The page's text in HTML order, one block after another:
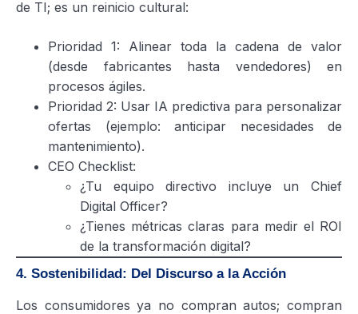
de TI; es un reinicio cultural:
Prioridad 1: Alinear toda la cadena de valor
(desde fabricantes hasta vendedores) en
procesos ágiles.
Prioridad 2: Usar IA predictiva para personalizar
ofertas (ejemplo: anticipar necesidades de
mantenimiento).
CEO Checklist:
¿Tu equipo directivo incluye un Chief
Digital Officer?
¿Tienes métricas claras para medir el ROI
de la transformación digital?
4. Sostenibilidad: Del Discurso a la Acción
Los consumidores ya no compran autos; compran